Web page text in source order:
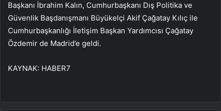
Başkanı İbrahim Kalın, Cumhurbaşkanı Dış Politika ve
Güvenlik Başdanışmanı Büyükelçi Akif Çağatay Kılıç ile
Cumhurbaşkanlığı İletişim Başkan Yardımcısı Çağatay
Özdemir de Madrid’e geldi.
KAYNAK: HABER7